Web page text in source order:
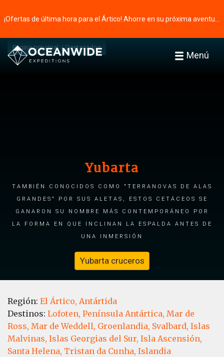
Menú
Página principal Destacados
Yubarta
También conocidos como "terranovas de alas
grandes" por sus aletas, estos cetáceos se
ganaron su nombre más contemporáneo por
la forma en que inclinan la espalda antes de
una inmersión
Yubarta cruceros
Región: El Ártico, Antártida
Destinos: Lofoten, Península Antártica, Mar de
Ross, Mar de Weddell, Groenlandia, Svalbard, Islas
Malvinas, Islas Georgias del Sur, Isla Ascensión,
Santa Helena, Tristan da Cunha, Islandia